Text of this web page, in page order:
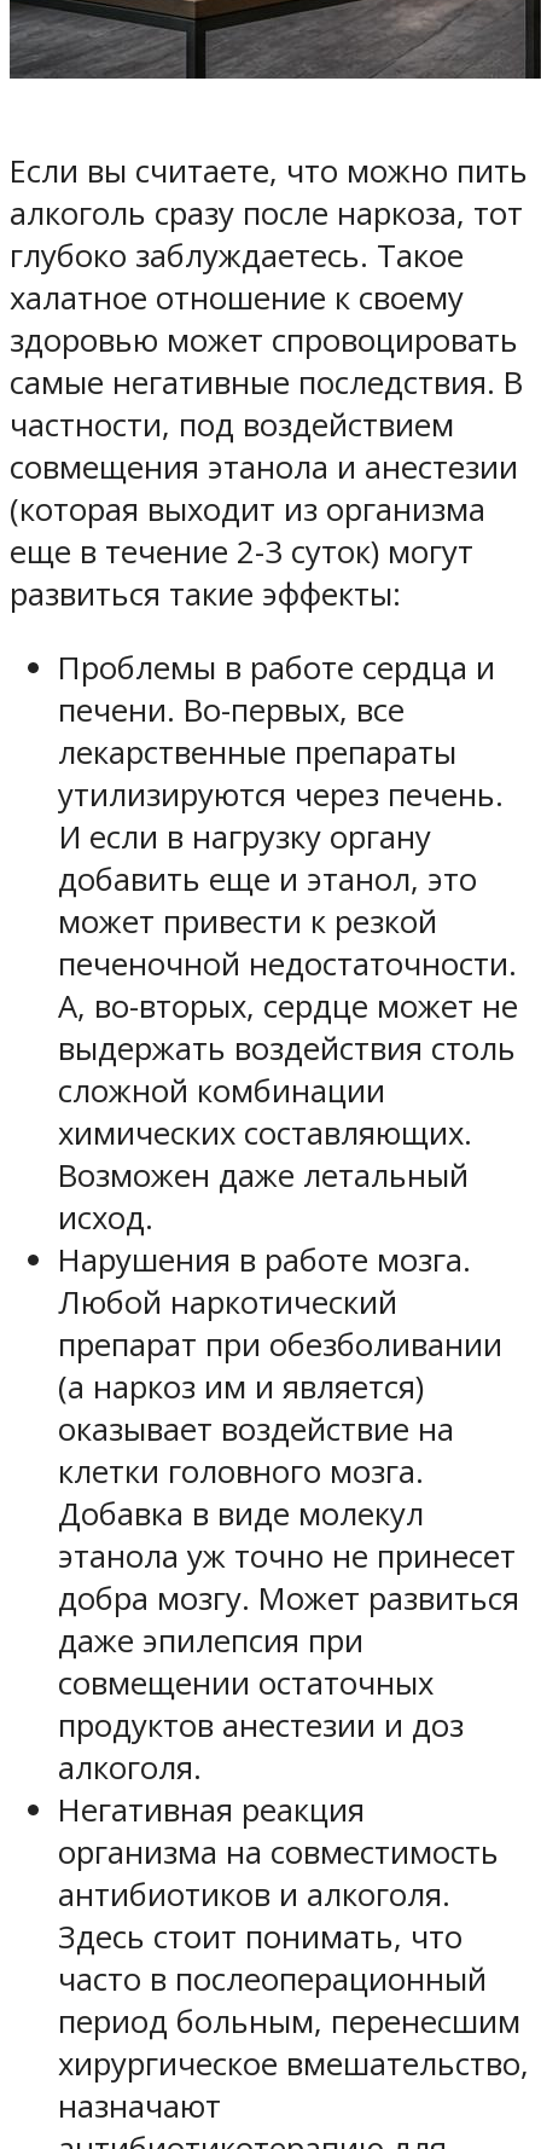
Если вы считаете, что можно пить
алкоголь сразу после наркоза, тот
глубоко заблуждаетесь. Такое
халатное отношение к своему
здоровью может спровоцировать
самые негативные последствия. В
частности, под воздействием
совмещения этанола и анестезии
(которая выходит из организма
еще в течение 2-3 суток) могут
развиться такие эффекты:
Проблемы в работе сердца и
печени. Во-первых, все
лекарственные препараты
утилизируются через печень.
И если в нагрузку органу
добавить еще и этанол, это
может привести к резкой
печеночной недостаточности.
А, во-вторых, сердце может не
выдержать воздействия столь
сложной комбинации
химических составляющих.
Возможен даже летальный
исход.
Нарушения в работе мозга.
Любой наркотический
препарат при обезболивании
(а наркоз им и является)
оказывает воздействие на
клетки головного мозга.
Добавка в виде молекул
этанола уж точно не принесет
добра мозгу. Может развиться
даже эпилепсия при
совмещении остаточных
продуктов анестезии и доз
алкоголя.
Негативная реакция
организма на совместимость
антибиотиков и алкоголя.
Здесь стоит понимать, что
часто в послеоперационный
период больным, перенесшим
хирургическое вмешательство,
назначают